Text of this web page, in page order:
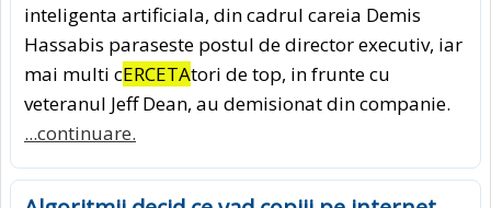
inteligenta artificiala, din cadrul careia Demis
Hassabis paraseste postul de director executiv, iar
mai multi cERCETAtori de top, in frunte cu
veteranul Jeff Dean, au demisionat din companie.
...continuare.